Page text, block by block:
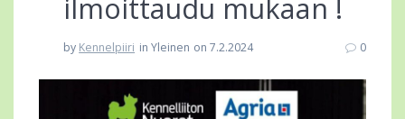
ilmoittaudu mukaan !
by Kennelpiiri in Yleinen on 7.2.2024 0